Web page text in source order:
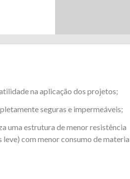
na aplicação dos projetos;
seguras e impermeáveis;
uma estrutura de menor resistência
leve) com menor consumo de